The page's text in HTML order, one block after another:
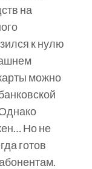
на
к нулю
можно
Но не
готов